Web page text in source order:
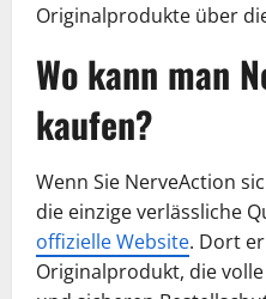
Originalprodukte über
Wo kann man
kaufen?
Wenn Sie NerveAction
die einzige verlässliche
offizielle Website. Dort
Originalprodukt, die